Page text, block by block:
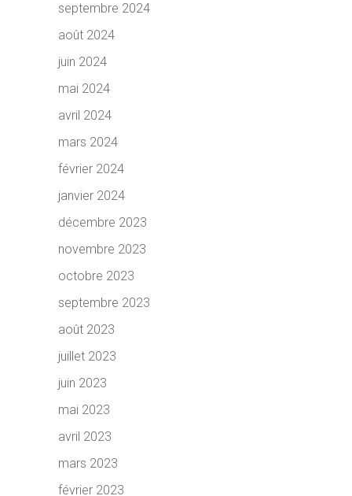
septembre 2024
août 2024
juin 2024
mai 2024
avril 2024
mars 2024
février 2024
janvier 2024
décembre 2023
novembre 2023
octobre 2023
septembre 2023
août 2023
juillet 2023
juin 2023
mai 2023
avril 2023
mars 2023
février 2023